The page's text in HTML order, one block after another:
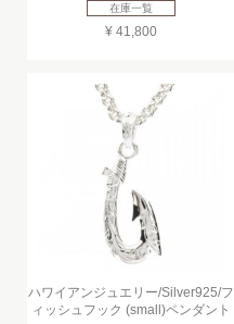
在庫一覧
¥ 41,800
ハワイアンジュエリー/Silver925/フ
ィッシュフック (small)ペンダント